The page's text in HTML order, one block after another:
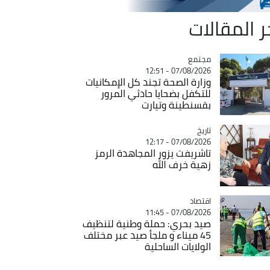
المقالات
Catégorie
مجتمع
07/08/2026 - 12:51
وزارة الصحة تجند كل الإمكانيات
للتكفل بضحايا حادثي المرور
بقسنطينة وتيارت
Catégorie
تاريخ
07/08/2026 - 12:17
تاشريفت يزور المجاهدة الرمز
زهية خرف الله
Catégorie
اقتصاد
07/08/2026 - 11:45
صيد بحري: حملة وطنية لتنظيف
45 ميناء و ملجأ صيد عبر مختلف
الولايات الساحلية